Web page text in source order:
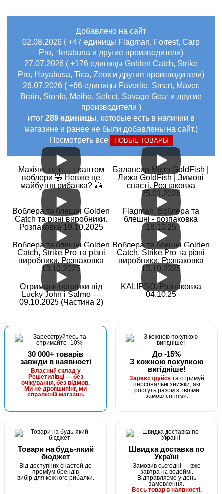
Добавлено на сайт
02.08.2026 ( +47 единицы Flagman, Forrest, Carp
Pro, Herabuna и другие производители)
27.07.2026 ( +176 единицы Golden Catch, Strike
Pro, Hayabusa, Tica, Zeox и другие производители)
26.07.2026 ( +66 единицы Favorite, Smart, Maver,
Brain, Stonfo, Meiho, Select, Savage Gear и другие
производители )
итог 289 единицы, которые есть в наличии в
магазине и ранее не были добавлены на сайт.)
Посмотреть все
НОВЫЕ ТОВАРЫ
Макіяж, нігті… і раптом
воблери 🤣 Невже це
майбутня рибалка? 🎣
Балансир Micro GoldFish |
Лижа GoldFish | Зимові
снасті. Розпаковка
25.01.2026
Воблера та блешні Golden
Catch та різні виробники.
Розпаковка 19.10.2025
Flagman. Воблера та
блешні - розпаковка
18.10.25
Воблера та блешні Golden
Catch, Strike Pro та різні
виробники. Розпаковка
13.10.2025
Воблера та блешні Golden
Catch, Strike Pro та різні
виробники. Розпаковка
13.10.2025
Отримали новинки від
Lucky John і Salmo —
09.10.2025 (Частина 2)
KALIPSO. Розпаковка
04.10.25
30 000+ товарів
завжди в наявності
Власний склад у
Решетилівці — без
очікування, без відмов.
Ми не дропшипінг, ми
справжній магазин.
До -15%
З кожною покупкою
вигідніше!
Зареєструйсята отримуй
персональні знижки, які
ростуть разом з твоїми
замовленнями.
Товари на будь-який
бюджет
Від доступних снастей до
преміум-брендів
вибір для кожного рибалки.
Швидка доставка по
Україні
Замовив сьогодні — вже
завтра на водоймі.
Відправляємо у день
замовлення.
Весь товар в наявності.